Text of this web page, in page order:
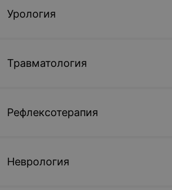
Урология
Травматология
Рефлексотерапия
Неврология